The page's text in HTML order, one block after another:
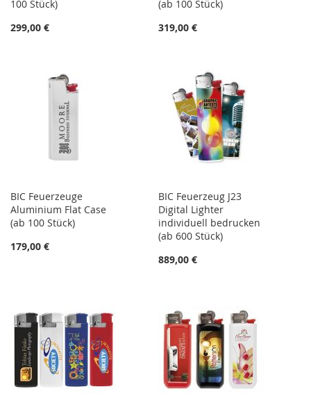
100 Stück)
299,00 €
(ab 100 Stück)
319,00 €
BIC Feuerzeuge
Aluminium Flat Case
(ab 100 Stück)
179,00 €
BIC Feuerzeug J23
Digital Lighter
individuell bedrucken
(ab 600 Stück)
889,00 €